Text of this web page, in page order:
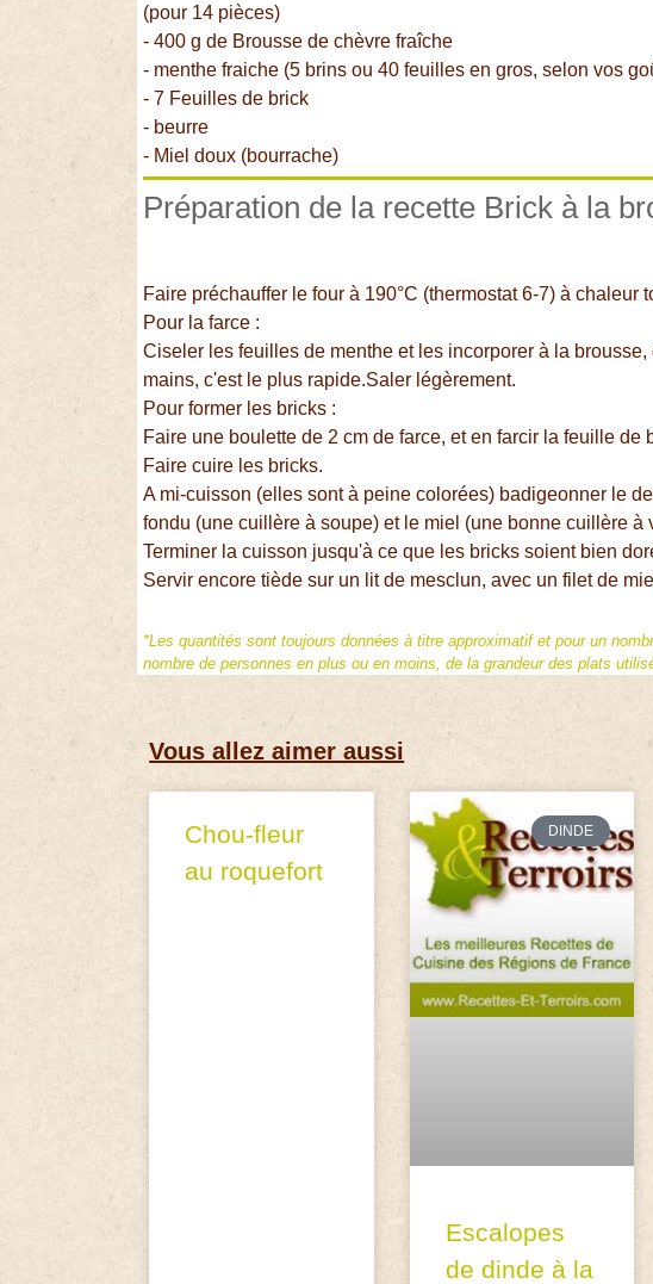
(pour 14 pièces)
- 400 g de Brousse de chèvre fraîche
- menthe fraiche (5 brins ou 40 feuilles en gros, selon vos
- 7 Feuilles de brick
- beurre
- Miel doux (bourrache)
Préparation de la recette Brick à la
Faire préchauffer le four à 190°C (thermostat 6-7) à chaleur
Pour la farce :
Ciseler les feuilles de menthe et les incorporer à la
mains, c'est le plus rapide.Saler légèrement.
Pour former les bricks :
Faire une boulette de 2 cm de farce, et en farcir la feuille de
Faire cuire les bricks.
A mi-cuisson (elles sont à peine colorées) badigeonner le
fondu (une cuillère à soupe) et le miel (une bonne cuillère à
Terminer la cuisson jusqu'à ce que les bricks soient bien
Servir encore tiède sur un lit de mesclun, avec un filet de
*Les quantités sont toujours données à titre approximatif et pour un
nombre de personnes en plus ou en moins, de la grandeur des plats
Vous allez aimer aussi
Chou-fleur
au roquefort
DINDE
Escalopes
de dinde à la